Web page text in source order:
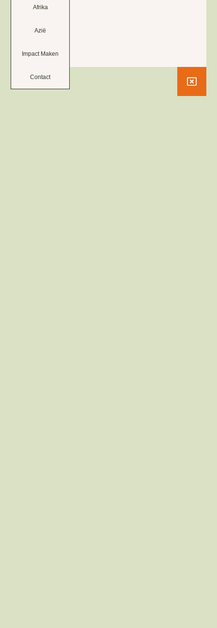
Afrika
Azië
Impact Maken
Contact